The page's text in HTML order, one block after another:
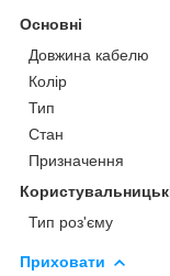
Основні
Довжина кабелю
Колір
Тип
Стан
Призначення
Тип роз'єму
Приховати